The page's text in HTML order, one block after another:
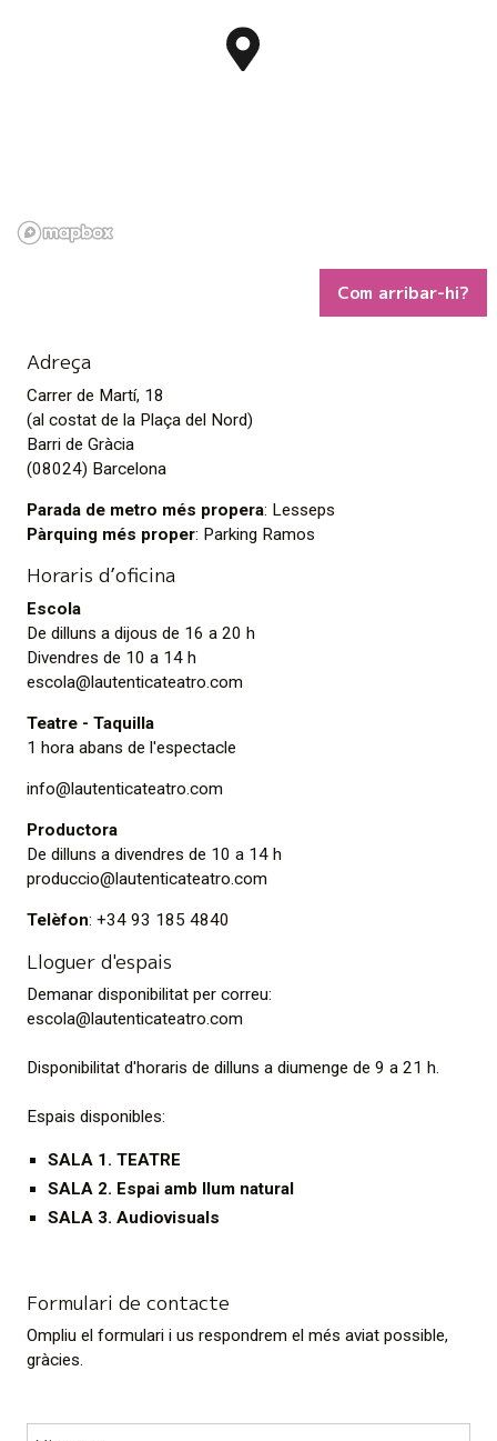
Com arribar-hi?
Adreça
Carrer de Martí, 18
(al costat de la Plaça del Nord)
Barri de Gràcia
(08024) Barcelona
Parada de metro més propera: Lesseps
Pàrquing més proper: Parking Ramos
Horaris d’oficina
Escola
De dilluns a dijous de 16 a 20 h
Divendres de 10 a 14 h
escola@lautenticateatro.com
Teatre - Taquilla
1 hora abans de l'espectacle
info@lautenticateatro.com
Productora
De dilluns a divendres de 10 a 14 h
produccio@lautenticateatro.com
Telèfon: +34 93 185 4840
Lloguer d'espais
Demanar disponibilitat per correu:
escola@lautenticateatro.com
Disponibilitat d'horaris de dilluns a diumenge de 9 a 21 h.
Espais disponibles:
SALA 1. TEATRE
SALA 2. Espai amb llum natural
SALA 3. Audiovisuals
Formulari de contacte
Ompliu el formulari i us respondrem el més aviat possible,
gràcies.